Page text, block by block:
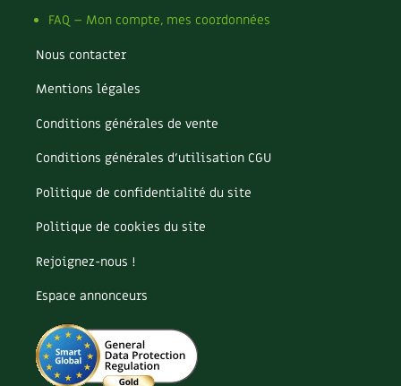
Potager
Potager en lasagnes
Poules
Prairie fleurie
Purin
Recette
Récup'
Réparation
Reproduction
Restauration
Rocaille
Ronce (ou mûre de jardin)
Roquette
FAQ – Mon compte, mes coordonnées
Nous contacter
Mentions légales
Conditions générales de vente
Conditions générales d’utilisation CGU
Politique de confidentialité du site
Politique de cookies du site
Rejoignez-nous !
Espace annonceurs